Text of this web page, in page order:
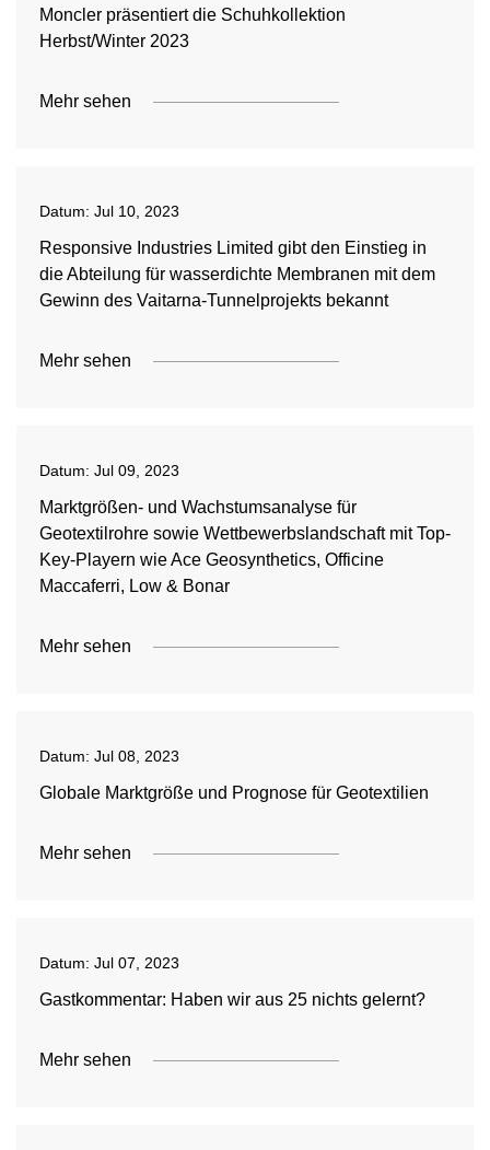
Moncler präsentiert die Schuhkollektion
Herbst/Winter 2023
Mehr sehen
Datum: Jul 10, 2023
Responsive Industries Limited gibt den Einstieg in
die Abteilung für wasserdichte Membranen mit dem
Gewinn des Vaitarna-Tunnelprojekts bekannt
Mehr sehen
Datum: Jul 09, 2023
Marktgrößen- und Wachstumsanalyse für
Geotextilrohre sowie Wettbewerbslandschaft mit Top-
Key-Playern wie Ace Geosynthetics, Officine
Maccaferri, Low & Bonar
Mehr sehen
Datum: Jul 08, 2023
Globale Marktgröße und Prognose für Geotextilien
Mehr sehen
Datum: Jul 07, 2023
Gastkommentar: Haben wir aus 25 nichts gelernt?
Mehr sehen